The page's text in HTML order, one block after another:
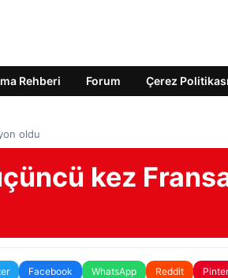
Rehberi Forum Çerez Politikası
oldu
kez
Facebook WhatsApp Reddit